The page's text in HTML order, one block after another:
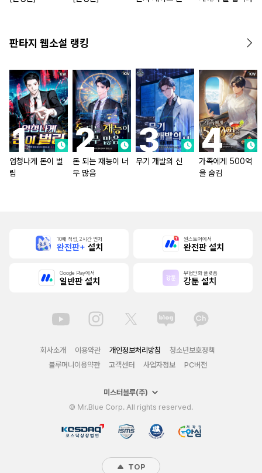
판타지 웹소설 랭킹
엄청나게 돈이 벌
림
돈 되는 재능이 너
무 많음
무기 개발의 신
가족에게 500억
을 숨김
10배 적립, 2시간 먼저
완전판+ 설치
원스토어에서
완전판 설치
Google Play에서
일반판 설치
무협만화 플랫폼
강툰 설치
회사소개 이용약관 개인정보처리방침
청소년보호정책
블루머니이용약관
고객센터 사업자정보 PC버전
미스터블루(주)
© Mr.Blue Corp. All rights reserved.
TOP